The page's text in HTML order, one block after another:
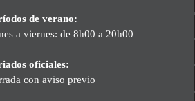
de verano:
a viernes: de 8h00 a 20h00
oficiales:
con aviso previo